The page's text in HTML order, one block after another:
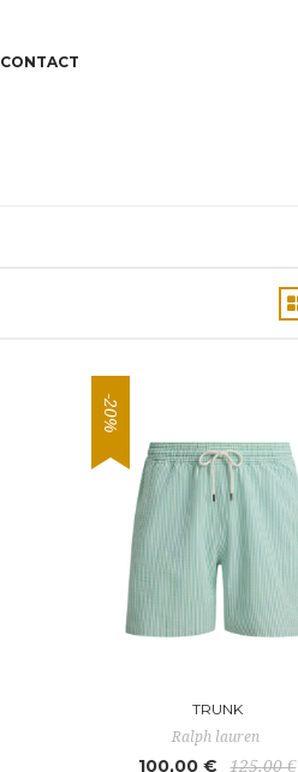
CONTACT
-20%
TRUNK
Ralph lauren
100,00 € 125,00 €